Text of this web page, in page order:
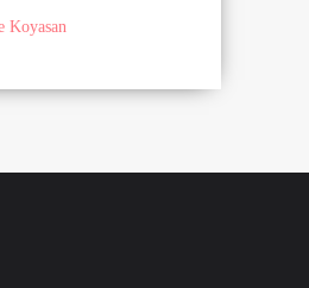
Koyasan